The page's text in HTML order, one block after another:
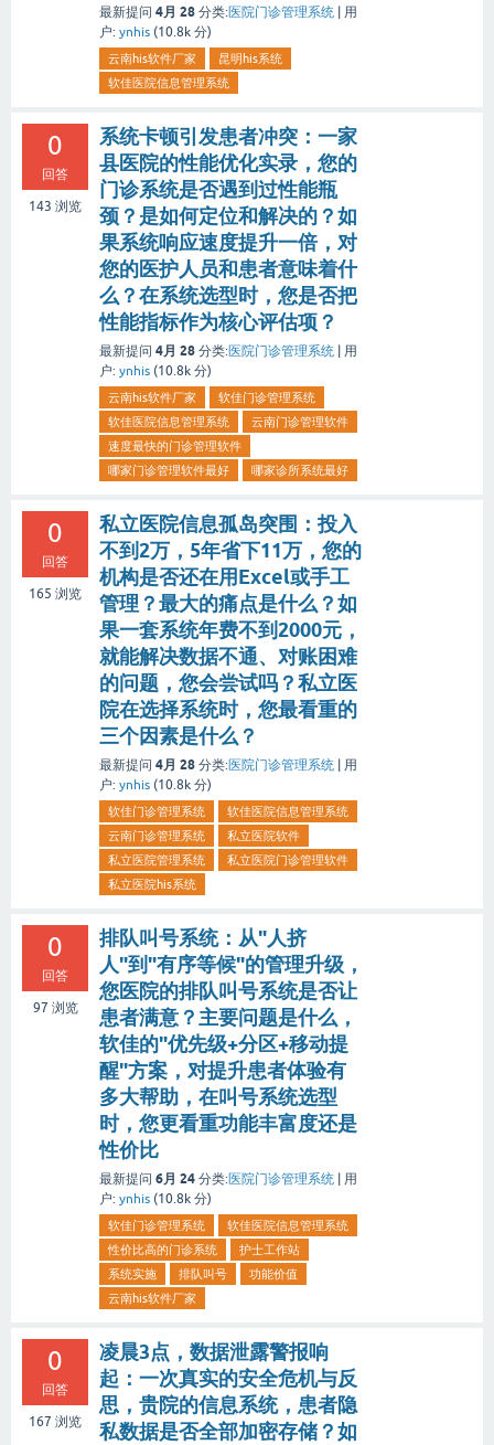
最新提问 4月 28 分类:医院门诊管理系统
用
户: ynhis (10.8k 分)
云南his软件厂家
昆明his系统
软佳医院信息管理系统
0
回答
143 浏览
系统卡顿引发患者冲突：一家
县医院的性能优化实录，您的
门诊系统是否遇到过性能瓶
颈？是如何定位和解决的？如
果系统响应速度提升一倍，对
您的医护人员和患者意味着什
么？在系统选型时，您是否把
性能指标作为核心评估项？
最新提问 4月 28 分类:医院门诊管理系统
用
户: ynhis (10.8k 分)
云南his软件厂家
软佳门诊管理系统
软佳医院信息管理系统
云南门诊管理软件
速度最快的门诊管理软件
哪家门诊管理软件最好
哪家诊所系统最好
0
回答
165 浏览
私立医院信息孤岛突围：投入
不到2万，5年省下11万，您的
机构是否还在用Excel或手工
管理？最大的痛点是什么？如
果一套系统年费不到2000元，
就能解决数据不通、对账困难
的问题，您会尝试吗？私立医
院在选择系统时，您最看重的
三个因素是什么？
最新提问 4月 28 分类:医院门诊管理系统
用
户: ynhis (10.8k 分)
软佳门诊管理系统
软佳医院信息管理系统
云南门诊管理系统
私立医院软件
私立医院管理系统
私立医院门诊管理软件
私立医院his系统
0
回答
97 浏览
排队叫号系统：从"人挤
人"到"有序等候"的管理升级，
您医院的排队叫号系统是否让
患者满意？主要问题是什么，
软佳的"优先级+分区+移动提
醒"方案，对提升患者体验有
多大帮助，在叫号系统选型
时，您更看重功能丰富度还是
性价比
最新提问 6月 24 分类:医院门诊管理系统
用
户: ynhis (10.8k 分)
软佳门诊管理系统
软佳医院信息管理系统
性价比高的门诊系统
护士工作站
系统实施
排队叫号
功能价值
云南his软件厂家
0
回答
167 浏览
凌晨3点，数据泄露警报响
起：一次真实的安全危机与反
思，贵院的信息系统，患者隐
私数据是否全部加密存储？如